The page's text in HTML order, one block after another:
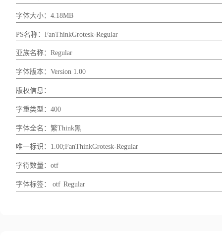
字体大小：4.18MB
PS名称：FanThinkGrotesk-Regular
亚族名称：Regular
字体版本：Version 1.00
版权信息：
字重类型：400
字体全名：繁Think黑
唯一标识：1.00;FanThinkGrotesk-Regular
字符数量：otf
字体标签： otf Regular